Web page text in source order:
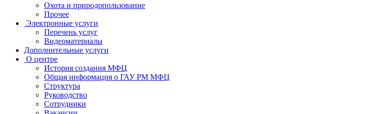
Охота и природопользование
Прочее
Электронные услуги
Перечень услуг
Видеоматериалы
Дополнительные услуги
О центре
История создания МФЦ
Общая информация о ГАУ РМ МФЦ
Структура
Руководство
Сотрудники